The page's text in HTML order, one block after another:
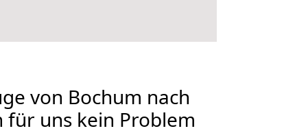
von Bochum nach
für uns kein Problem